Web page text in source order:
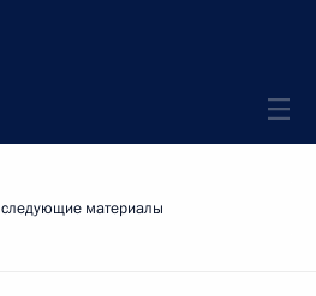
материалы